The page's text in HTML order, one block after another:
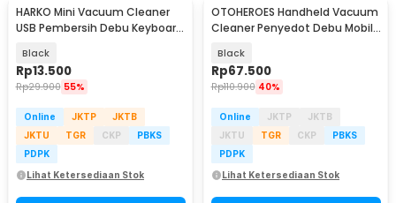
HARKO Mini Vacuum Cleaner
USB Pembersih Debu Keyboard
Black
Rp13.500
Rp29.900 55%
Online JKTP
JKTB
JKTU
TGR CKP
PBKS
PDPK
Lihat Ketersediaan Stok
OTOHEROES Handheld Vacuum
Cleaner Penyedot Debu Mobil
Black
Rp67.500
Rp110.900 40%
Online JKTP
JKTB
JKTU
TGR CKP
PBKS
PDPK
Lihat Ketersediaan Stok